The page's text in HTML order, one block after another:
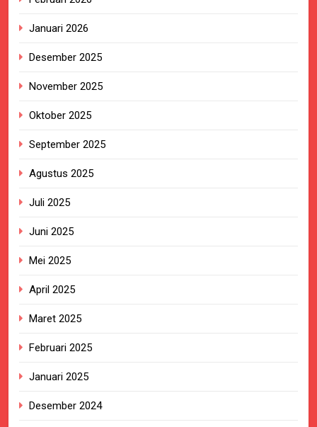
Januari 2026
Desember 2025
November 2025
Oktober 2025
September 2025
Agustus 2025
Juli 2025
Juni 2025
Mei 2025
April 2025
Maret 2025
Februari 2025
Januari 2025
Desember 2024